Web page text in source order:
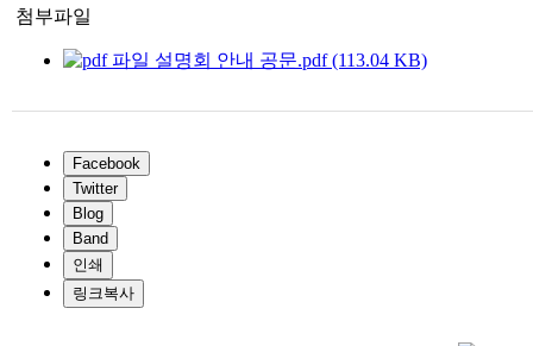
첨부파일
설명회 안내 공문.pdf (113.04 KB)
Facebook
Twitter
Blog
Band
인쇄
링크복사